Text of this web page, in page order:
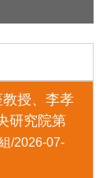
授、李孝
研究院第
/2026-07-